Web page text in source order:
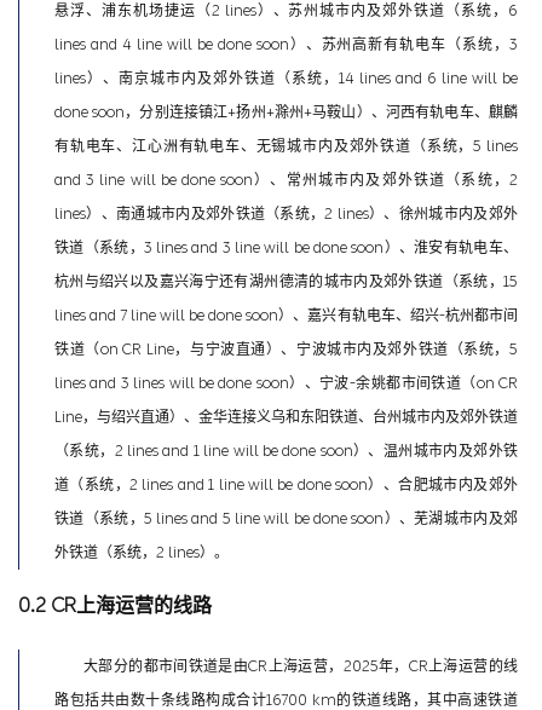
悬浮、浦东机场捷运（2 lines）、苏州城市内及郊外铁道（系统，6
lines and 4 line will be done soon）、苏州高新有轨电车（系统，3
lines）、南京城市内及郊外铁道（系统，14 lines and 6 line will be
done soon，分别连接镇江+扬州+滁州+马鞍山）、河西有轨电车、麒麟
有轨电车、江心洲有轨电车、无锡城市内及郊外铁道（系统，5 lines
and 3 line will be done soon）、常州城市内及郊外铁道（系统，2
lines）、南通城市内及郊外铁道（系统，2 lines）、徐州城市内及郊外
铁道（系统，3 lines and 3 line will be done soon）、淮安有轨电车、
杭州与绍兴以及嘉兴海宁还有湖州德清的城市内及郊外铁道（系统，15
lines and 7 line will be done soon）、嘉兴有轨电车、绍兴-杭州都市间
铁道（on CR Line，与宁波直通）、宁波城市内及郊外铁道（系统，5
lines and 3 lines will be done soon）、宁波-余姚都市间铁道（on CR
Line，与绍兴直通）、金华连接义乌和东阳铁道、台州城市内及郊外铁道
（系统，2 lines and 1 line will be done soon）、温州城市内及郊外铁
道（系统，2 lines and 1 line will be done soon）、合肥城市内及郊外
铁道（系统，5 lines and 5 line will be done soon）、芜湖城市内及郊
外铁道（系统，2 lines）。
0.2 CR上海运营的线路
大部分的都市间铁道是由CR上海运营，2025年，CR上海运营的线
路包括共由数十条线路构成合计16700 km的铁道线路，其中高速铁道